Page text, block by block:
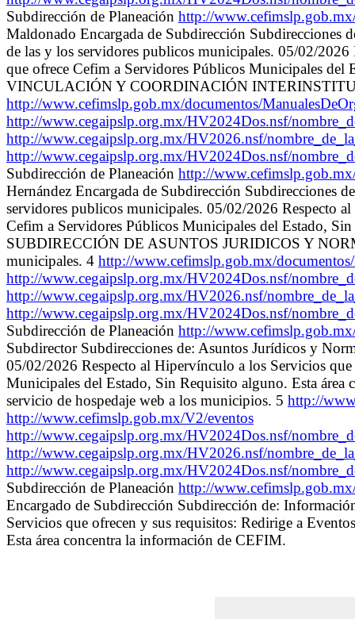
Subdirección de Planeación http://
Maldonado Encargada de Subdirección
de las y los servidores publicos municipales. 05/02/
que ofrece Cefim a Servidores Públicos Municipales
VINCULACIÓN Y COORDINACIÓN
http://www.cefimslp.gob.mx/documentos/
http://www.cegaipslp.org.mx/HV2024Dos.nsf/
http://www.cegaipslp.org.mx/HV2026.nsf/
http://www.cegaipslp.org.mx/HV2024Dos.nsf/
Subdirección de Planeación http://
Hernández Encargada de Subdirección Subdirecciones
servidores publicos municipales. 05/02/2026 Respecto
Cefim a Servidores Públicos Municipales del Estado,
SUBDIRECCIÓN DE ASUNTOS JURIDICOS Y
municipales. 4 http://www.cefimslp.gob.mx/
http://www.cegaipslp.org.mx/HV2024Dos.nsf/
http://www.cegaipslp.org.mx/HV2026.nsf/
http://www.cegaipslp.org.mx/HV2024Dos.nsf/
Subdirección de Planeación http://
Subdirector Subdirecciones de: Asuntos Jurídicos y
05/02/2026 Respecto al Hipervínculo a los Servicios
Municipales del Estado, Sin Requisito alguno. Esta
servicio de hospedaje web a los municipios. 5 http://
http://www.cefimslp.gob.mx/V2/eventos
http://www.cegaipslp.org.mx/HV2024Dos.nsf/
http://www.cegaipslp.org.mx/HV2026.nsf/
http://www.cegaipslp.org.mx/HV2024Dos.nsf/
Subdirección de Planeación http://
Encargado de Subdirección Subdirección de:
Servicios que ofrecen y sus requisitos: Redirige a
Esta área concentra la información de CEFIM.